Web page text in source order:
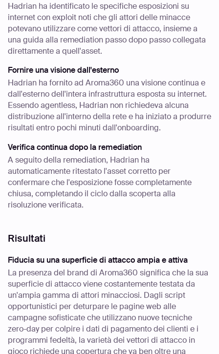
Hadrian ha identificato le specifiche esposizioni su
internet con exploit noti che gli attori delle minacce
potevano utilizzare come vettori di attacco, insieme a
una guida alla remediation passo dopo passo collegata
direttamente a quell'asset.
Fornire una visione dall'esterno
Hadrian ha fornito ad Aroma360 una visione continua e
dall'esterno dell'intera infrastruttura esposta su internet.
Essendo agentless, Hadrian non richiedeva alcuna
distribuzione all'interno della rete e ha iniziato a produrre
risultati entro pochi minuti dall'onboarding.
Verifica continua dopo la remediation
A seguito della remediation, Hadrian ha
automaticamente ritestato l'asset corretto per
confermare che l'esposizione fosse completamente
chiusa, completando il ciclo dalla scoperta alla
risoluzione verificata.
Risultati
Fiducia su una superficie di attacco ampia e attiva
La presenza del brand di Aroma360 significa che la sua
superficie di attacco viene costantemente testata da
un'ampia gamma di attori minacciosi. Dagli script
opportunistici per deturpare le pagine web alle
campagne sofisticate che utilizzano nuove tecniche
zero-day per colpire i dati di pagamento dei clienti e i
programmi fedeltà, la varietà dei vettori di attacco in
gioco richiede una copertura che va ben oltre una